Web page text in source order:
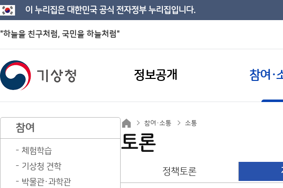
이 누리집은 대한민국 공식 전자정부 누리집입니다.
"하늘을 친구처럼, 국민을 하늘처럼"
정보공개 참여·
참여
체험학습
기상청 견학
박물관·과학관
참여·소통 소통
토론
정책토론